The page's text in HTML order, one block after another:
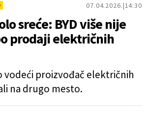
07.04.2026. 14:30
sreće: BYD više nije
prodaji električnih
vodeći proizvođač električnih
na drugo mesto.